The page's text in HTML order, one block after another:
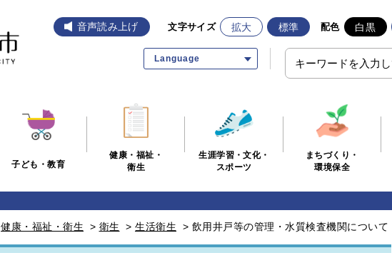
音声読み上げ 文字サイズ 拡大 標準 配色 白黒
Language
子ども・教育
健康・福祉・
衛生
生涯学習・文化・
スポーツ
まちづくり・
環境保全
健康・福祉・衛生 > 衛生 > 生活衛生 > 飲用井戸等の管理・水質検査機関について